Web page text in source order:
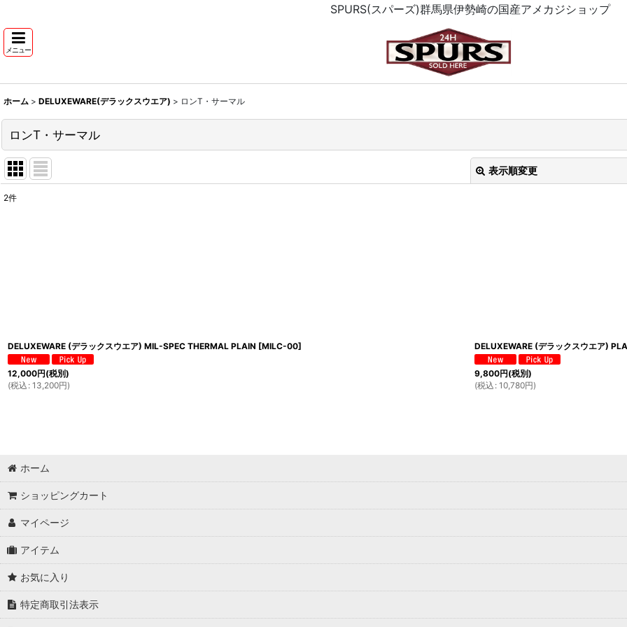
SPURS(スパーズ)群馬県伊勢崎の国産アメカジショップ
メニュー
ホーム > DELUXEWARE(デラックスウエア) > ロンT・サーマル
ロンT・サーマル
表示順変更
2件
DELUXEWARE (デラックスウエア) MIL-SPEC THERMAL PLAIN [MILC-00]
12,000円(税別)
(税込 : 13,200円)
DELUXEWARE (デラックスウエア)
9,800円(税別)
(税込 : 10,780円)
ホーム
ショッピングカート
マイページ
アイテム
お気に入り
特定商取引法表示